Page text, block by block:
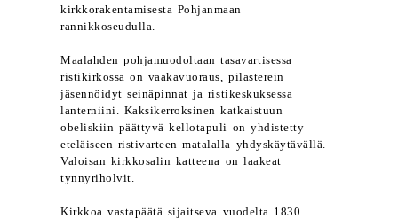
kirkkorakentamisesta Pohjanmaan
rannikkoseudulla.
Maalahden pohjamuodoltaan tasavartisessa
ristikirkossa on vaakavuoraus, pilasterein
jäsennöidyt seinäpinnat ja ristikeskuksessa
lanterniini. Kaksikerroksinen katkaistuun
obeliskiin päättyvä kellotapuli on yhdistetty
eteläiseen ristivarteen matalalla yhdyskäytävällä.
Valoisan kirkkosalin katteena on laakeat
tynnyriholvit.
Kirkkoa vastapäätä sijaitseva vuodelta 1830